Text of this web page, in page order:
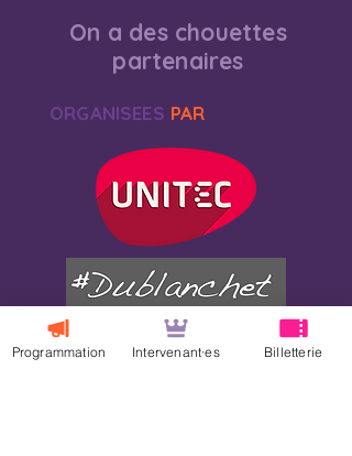
On a des chouettes
partenaires
ORGANISEES PAR
Programmation Intervenant·es Billetterie